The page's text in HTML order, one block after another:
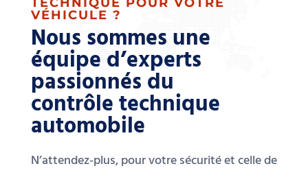
VÉHICULE ?
Nous sommes une
équipe d’experts
passionnés du
contrôle technique
automobile
N’attendez-plus, pour votre sécurité et celle de